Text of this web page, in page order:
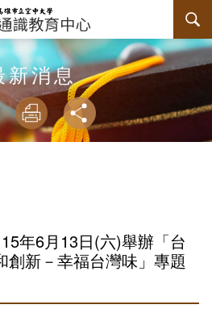
新消息
略過字型切
放大
列印
年6月13日(六)舉辦「台
創新－幸福台灣味」專題